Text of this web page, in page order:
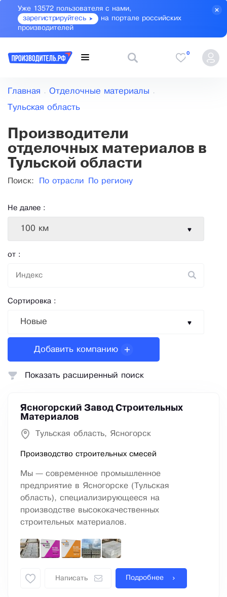
Уже 13572 пользователя с нами,
зарегистрируйтесь
на портале российских
производителей
0
Главная Отделочные материалы
Тульская область
Производители
отделочных материалов в
Тульской области
Поиск: По отрасли По региону
Не далее :
100 км
от :
Сортировка :
Новые
Добавить компанию
Ясногорский Завод Строительных
Материалов
Тульская область, Ясногорск
Производство строительных смесей
Мы — современное промышленное
предприятие в Ясногорске (Тульская
область), специализирующееся на
производстве высококачественных
строительных материалов.
Написать Подробнее
Показать расширенный поиск